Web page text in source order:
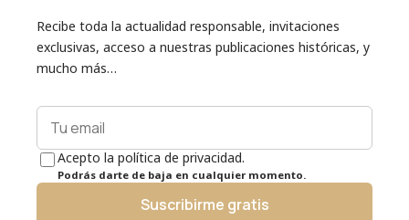
Recibe toda la actualidad responsable, invitaciones
exclusivas, acceso a nuestras publicaciones históricas, y
mucho más…
Acepto la política de privacidad.
Podrás darte de baja en cualquier momento.
Suscribirme gratis